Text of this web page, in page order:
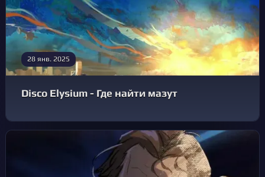
28 янв. 2025
Disco Elysium - Где найти мазут